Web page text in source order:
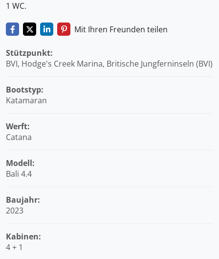
1 WC.
Mit Ihren Freunden teilen
Stützpunkt:
BVI, Hodge's Creek Marina, Britische Jungferninseln (BVI)
Bootstyp:
Katamaran
Werft:
Catana
Modell:
Bali 4.4
Baujahr:
2023
Kabinen:
4 + 1